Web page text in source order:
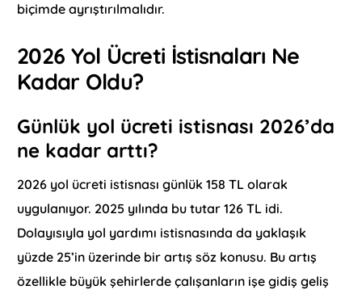
biçimde ayrıştırılmalıdır.
2026 Yol Ücreti İstisnaları Ne
Kadar Oldu?
Günlük yol ücreti istisnası 2026’da
ne kadar arttı?
2026 yol ücreti istisnası günlük 158 TL olarak
uygulanıyor. 2025 yılında bu tutar 126 TL idi.
Dolayısıyla yol yardımı istisnasında da yaklaşık
yüzde 25’in üzerinde bir artış söz konusu. Bu artış
özellikle büyük şehirlerde çalışanların işe gidiş geliş